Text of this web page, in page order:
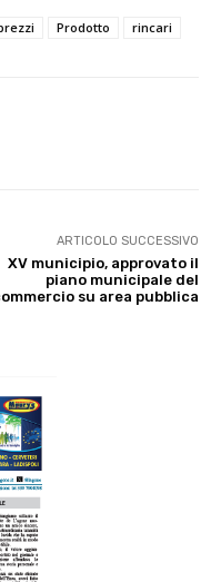
Prodotto rincari
ARTICOLO SUCCESSIVO
XV municipio, approvato il
piano municipale del
su area pubblica